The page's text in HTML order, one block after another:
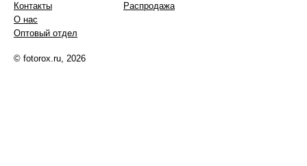
Контакты
О нас
Оптовый отдел
Распродажа
© fotorox.ru, 2026